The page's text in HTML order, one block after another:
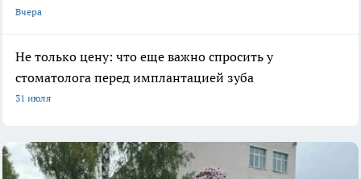
Вчера
Не только цену: что еще важно спросить у
стоматолога перед имплантацией зуба
31 июля